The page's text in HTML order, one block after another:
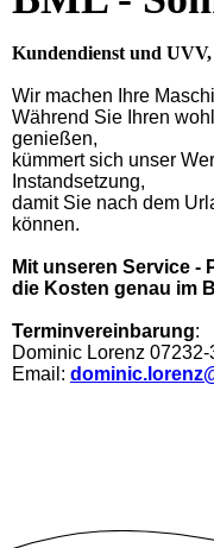
Kundendienst und
Wir machen Ihre
Während Sie Ihren
genießen,
kümmert sich unser
Instandsetzung,
damit Sie nach dem
können.
Mit unseren Service -
die Kosten genau im
Terminvereinbarung:
Dominic Lorenz
Email: